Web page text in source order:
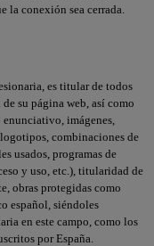
la conexión sea cerrada.
es titular de todos
su página web, así como
imágenes,
combinaciones de
usados, programas de
y uso, etc.), titularidad de
obras protegidas como
español, siéndoles
en este campo, como los
por España.